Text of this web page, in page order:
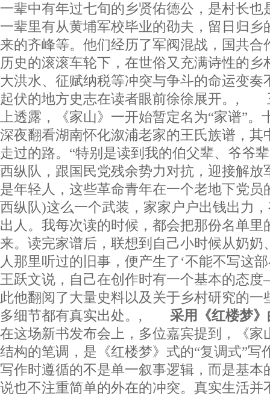
一辈中有年过七旬的乡贤佑德公，是村长也
一辈里有从黄埔军校毕业的劭夫，留日归乡
来的齐峰等。他们经历了军阀混战，国共
历史的滚滚车轮下，在世俗又充满诗性的乡
大洪水、征赋纳税等冲突与争斗的命运变奏
起伏的地方史志在读者眼前徐徐展开。,
上透露，《家山》一开始暂定名为“家谱”
深夜翻看湖南怀化溆浦老家的王氏族谱，其
走过的路。“特别是读到我的伯父辈、爷爷
西纵队，跟国民党残余势力对抗，迎接解放
是年轻人，这些革命青年在一个老地下党员
西纵队)这么一个武装，家家户户出钱出力
出人。我每次读的时候，都会把那份名单里
来。读完家谱后，联想到自己小时候从奶奶
人那里听过的旧事，便产生了‘不能不写
王跃文说，自己在创作时有一个基本的态
此他翻阅了大量史料以及关于乡村研究的一
多细节都有真实出处。, 采用《红楼梦
在这场新书发布会上，多位嘉宾提到，《家
结构的笔调，是《红楼梦》式的“复调式”写
写作时遵循的不是单一叙事逻辑，而是基本
说也不注重简单的外在的冲突。真实生活并